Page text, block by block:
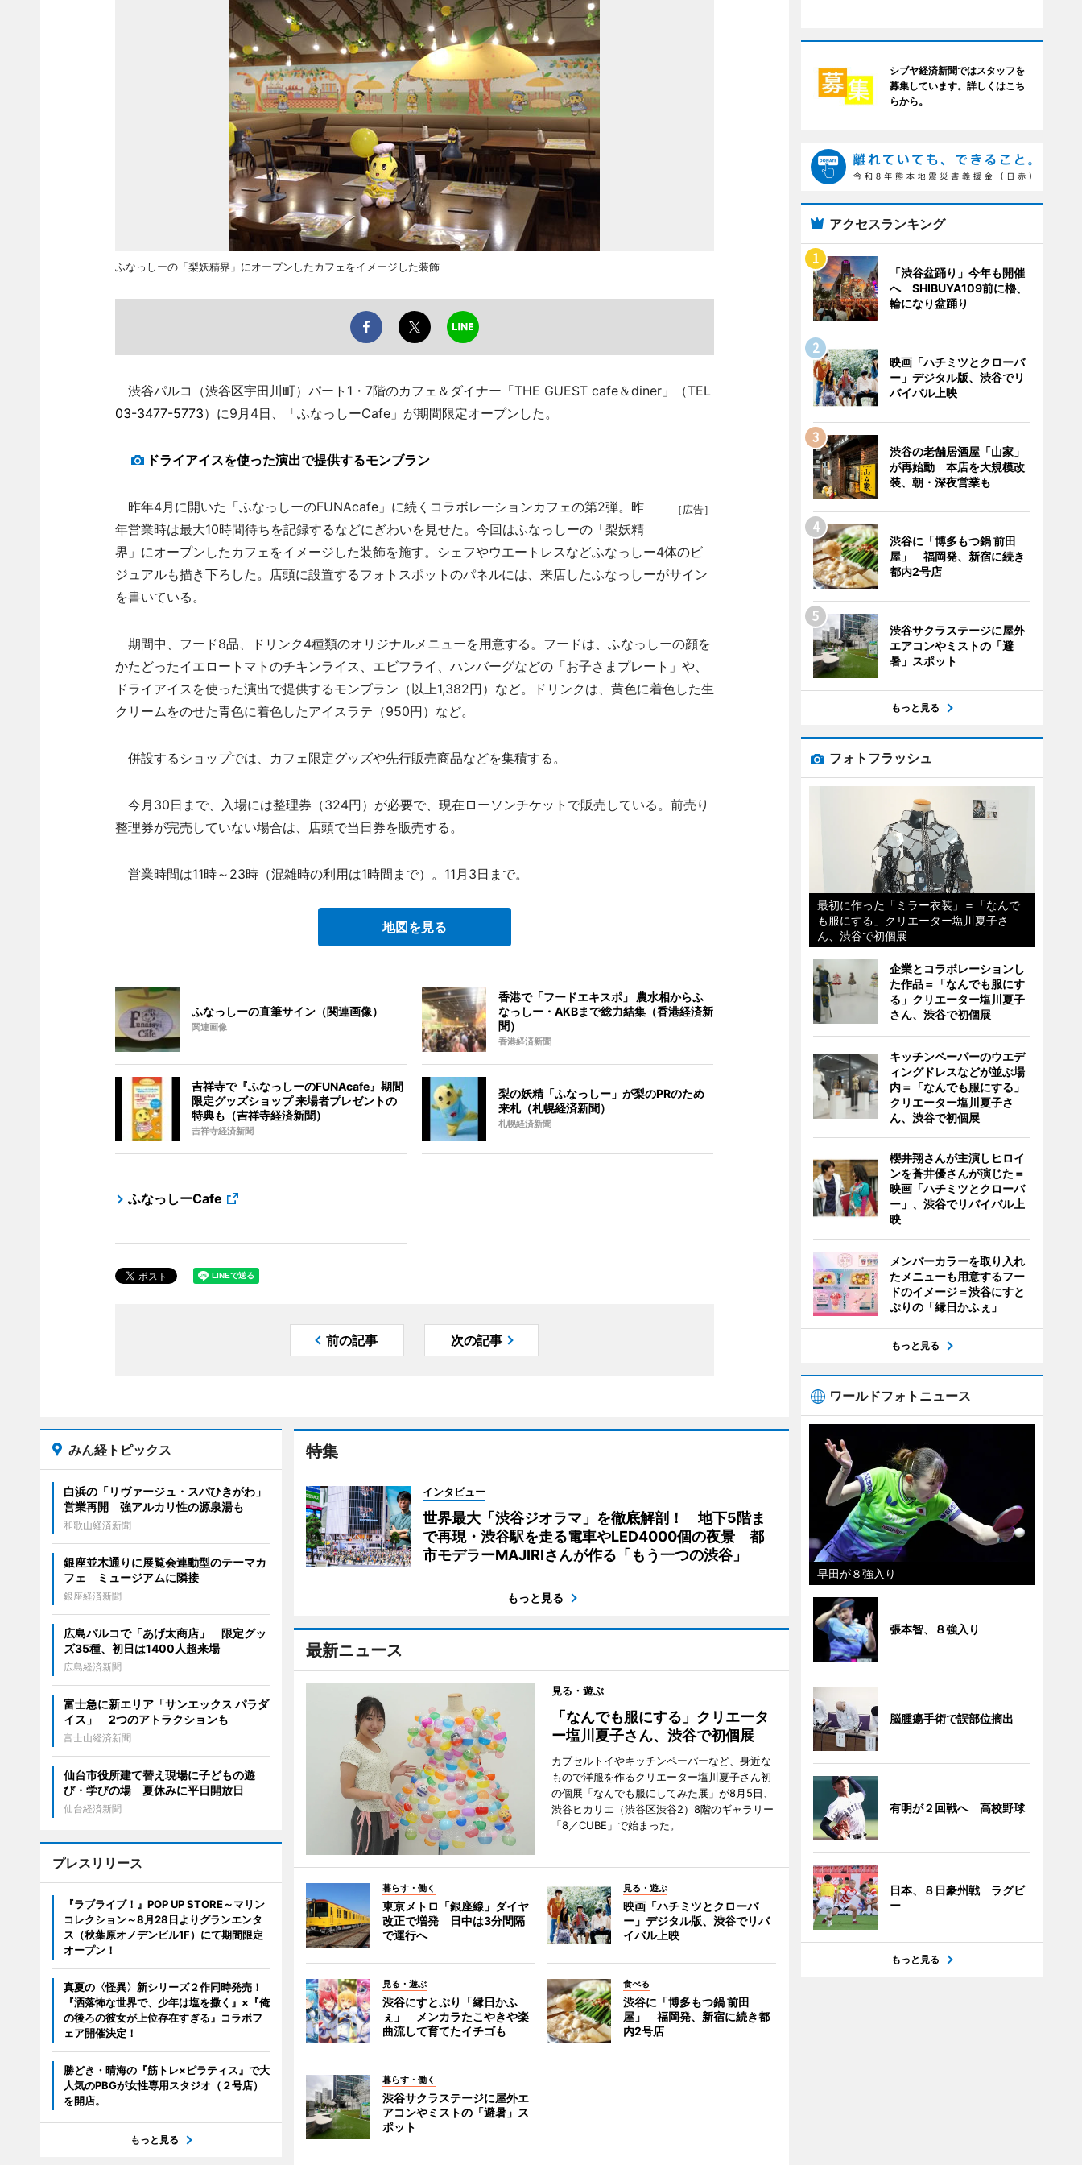
ふなっしーの「梨妖精界」にオープンしたカフェをイメージした装飾
渋谷パルコ（渋谷区宇田川町）パート1・7階のカフェ＆ダイナー「THE GUEST cafe＆diner」（TEL
03-3477-5773）に9月4日、「ふなっしーCafe」が期間限定オープンした。
ドライアイスを使った演出で提供するモンブラン
［広告］
昨年4月に開いた「ふなっしーのFUNAcafe」に続くコラボレーションカフェの第2弾。昨
年営業時は最大10時間待ちを記録するなどにぎわいを見せた。今回はふなっしーの「梨妖精
界」にオープンしたカフェをイメージした装飾を施す。シェフやウエートレスなどふなっしー4体のビ
ジュアルも描き下ろした。店頭に設置するフォトスポットのパネルには、来店したふなっしーがサイン
を書いている。
期間中、フード8品、ドリンク4種類のオリジナルメニューを用意する。フードは、ふなっしーの顔を
かたどったイエロートマトのチキンライス、エビフライ、ハンバーグなどの「お子さまプレート」や、
ドライアイスを使った演出で提供するモンブラン（以上1,382円）など。ドリンクは、黄色に着色した生
クリームをのせた青色に着色したアイスラテ（950円）など。
併設するショップでは、カフェ限定グッズや先行販売商品などを集積する。
今月30日まで、入場には整理券（324円）が必要で、現在ローソンチケットで販売している。前売り
整理券が完売していない場合は、店頭で当日券を販売する。
営業時間は11時～23時（混雑時の利用は1時間まで）。11月3日まで。
地図を見る
ふなっしーの直筆サイン（関連画像）
関連画像
香港で「フードエキスポ」 農水相からふ
なっしー・AKBまで総力結集（香港経済新
聞）
香港経済新聞
吉祥寺で『ふなっしーのFUNAcafe』期間
限定グッズショップ 来場者プレゼントの
特典も（吉祥寺経済新聞）
吉祥寺経済新聞
梨の妖精「ふなっしー」が梨のPRのため
来札（札幌経済新聞）
札幌経済新聞
ふなっしーCafe
前の記事 次の記事
特集
インタビュー
世界最大「渋谷ジオラマ」を徹底解剖！ 地下5階ま
で再現・渋谷駅を走る電車やLED4000個の夜景 都
市モデラーMAJIRIさんが作る「もう一つの渋谷」
もっと見る
最新ニュース
見る・遊ぶ
「なんでも服にする」クリエータ
ー塩川夏子さん、渋谷で初個展
カプセルトイやキッチンペーパーなど、身近な
もので洋服を作るクリエーター塩川夏子さん初
の個展「なんでも服にしてみた展」が8月5日、
渋谷ヒカリエ（渋谷区渋谷2）8階のギャラリー
「8／CUBE」で始まった。
暮らす・働く
東京メトロ「銀座線」ダイヤ
改正で増発 日中は3分間隔
で運行へ
見る・遊ぶ
映画「ハチミツとクローバ
ー」デジタル版、渋谷でリバ
イバル上映
見る・遊ぶ
渋谷にすとぷり「縁日かふ
ぇ」 メンカラたこやきや楽
曲流して育てたイチゴも
食べる
渋谷に「博多もつ鍋 前田
屋」 福岡発、新宿に続き都
内2号店
暮らす・働く
渋谷サクラステージに屋外エ
アコンやミストの「避暑」ス
ポット
みん経トピックス
白浜の「リヴァージュ・スパひきがわ」
営業再開 強アルカリ性の源泉湯も
和歌山経済新聞
銀座並木通りに展覧会連動型のテーマカ
フェ ミュージアムに隣接
銀座経済新聞
広島パルコで「あげ太商店」 限定グッ
ズ35種、初日は1400人超来場
広島経済新聞
富士急に新エリア「サンエックス パラダ
イス」 2つのアトラクションも
富士山経済新聞
仙台市役所建て替え現場に子どもの遊
び・学びの場 夏休みに平日開放日
仙台経済新聞
プレスリリース
『ラブライブ！』POP UP STORE～マリン
コレクション～8月28日よりグランエンタ
ス（秋葉原オノデンビル1F）にて期間限定
オープン！
真夏の〈怪異〉新シリーズ２作同時発売！
『洒落怖な世界で、少年は塩を撒く』×『俺
の後ろの彼女が上位存在すぎる』コラボフ
ェア開催決定！
勝どき・晴海の『筋トレ×ピラティス』で大
人気のPBGが女性専用スタジオ（２号店）
を開店。
もっと見る
シブヤ経済新聞ではスタッフを
募集しています。詳しくはこち
らから。
アクセスランキング
「渋谷盆踊り」今年も開催
へ SHIBUYA109前に櫓、
輪になり盆踊り
映画「ハチミツとクローバ
ー」デジタル版、渋谷でリ
バイバル上映
渋谷の老舗居酒屋「山家」
が再始動 本店を大規模改
装、朝・深夜営業も
渋谷に「博多もつ鍋 前田
屋」 福岡発、新宿に続き
都内2号店
渋谷サクラステージに屋外
エアコンやミストの「避
暑」スポット
もっと見る
フォトフラッシュ
最初に作った「ミラー衣装」＝「なんで
も服にする」クリエーター塩川夏子さ
ん、渋谷で初個展
企業とコラボレーションし
た作品＝「なんでも服にす
る」クリエーター塩川夏子
さん、渋谷で初個展
キッチンペーパーのウエデ
ィングドレスなどが並ぶ場
内＝「なんでも服にする」
クリエーター塩川夏子さ
ん、渋谷で初個展
櫻井翔さんが主演しヒロイ
ンを蒼井優さんが演じた＝
映画「ハチミツとクローバ
ー」、渋谷でリバイバル上
映
メンバーカラーを取り入れ
たメニューも用意するフー
ドのイメージ＝渋谷にすと
ぷりの「縁日かふぇ」
もっと見る
ワールドフォトニュース
早田が８強入り
張本智、８強入り
脳腫瘍手術で誤部位摘出
有明が２回戦へ 高校野球
日本、８日豪州戦 ラグビ
ー
もっと見る